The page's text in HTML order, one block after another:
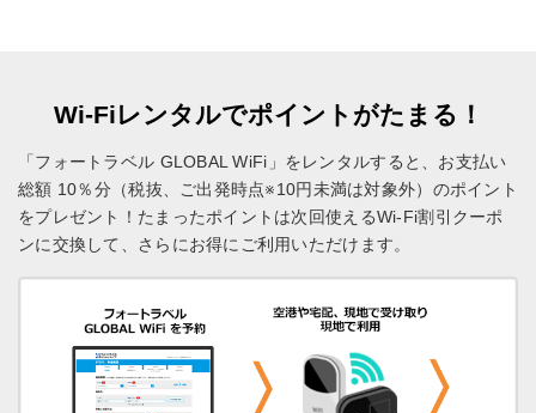
Wi-Fiレンタルでポイントがたまる！
「フォートラベル GLOBAL WiFi」をレンタルすると、お支払い
総額 10％分（税抜、ご出発時点※10円未満は対象外）のポイント
をプレゼント！ たまったポイントは次回使えるWi-Fi割引クーポ
ンに交換して、さらにお得にご利用いただけます。